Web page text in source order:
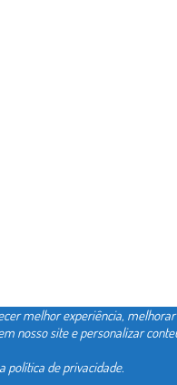
melhor experiência,
nosso site e personalizar
política de privacidade.